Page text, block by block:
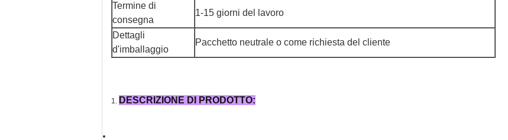
Termine di
consegna
1-15 giorni del lavoro
Dettagli
d'imballaggio
Pacchetto neutrale o come richiesta del cliente
1. DESCRIZIONE DI PRODOTTO: